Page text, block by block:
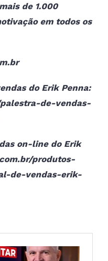
de 1.000
em todos os
do Erik Penna:
de-vendas-
on-line do Erik
produtos-
de-vendas-erik-